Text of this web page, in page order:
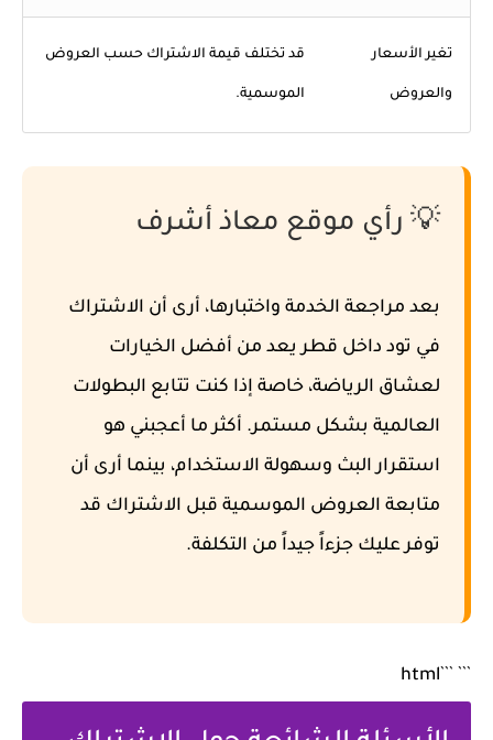
تغير الأسعار
والعروض
قد تختلف قيمة الاشتراك حسب العروض
الموسمية.
💡 رأي موقع معاذ أشرف
بعد مراجعة الخدمة واختبارها، أرى أن الاشتراك
في تود داخل قطر يعد من أفضل الخيارات
لعشاق الرياضة، خاصة إذا كنت تتابع البطولات
العالمية بشكل مستمر. أكثر ما أعجبني هو
استقرار البث وسهولة الاستخدام، بينما أرى أن
متابعة العروض الموسمية قبل الاشتراك قد
توفر عليك جزءاً جيداً من التكلفة.
``` ```html